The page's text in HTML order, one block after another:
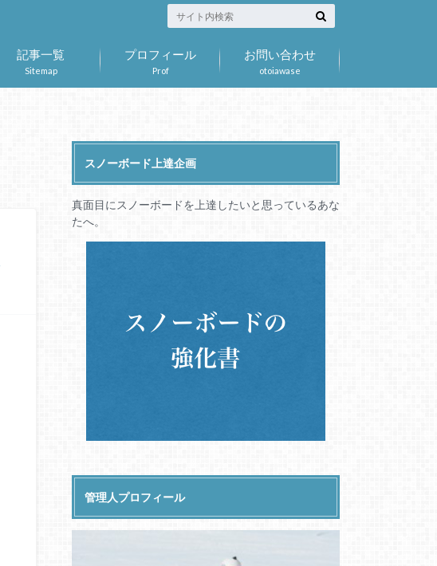
Sitemap
記事一覧
Prof
プロフィール
otoiawase
お問い合わせ
スノーボード上達企画
真面目にスノーボードを上達したいと思っているあな
たへ。
管理人プロフィール